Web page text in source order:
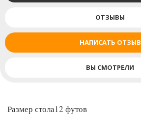
ОТЗЫВЫ
НАПИСАТЬ ОТЗЫВ
ВЫ СМОТРЕЛИ
Размер стола12 футов